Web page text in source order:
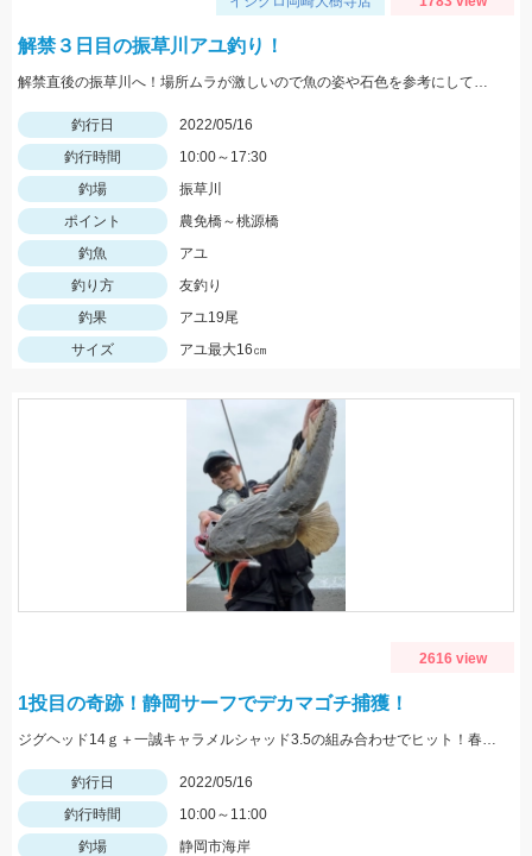
解禁３日目の振草川アユ釣り！
解禁直後の振草川へ！場所ムラが激しいので魚の姿や石色を参考にして入川しましょう。大樹寺店スタッフ岩崎釣行
釣行日
2022/05/16
釣行時間
10:00～17:30
釣場
振草川
ポイント
農免橋～桃源橋
釣魚
アユ
釣り方
友釣り
釣果
アユ19尾
サイズ
アユ最大16㎝
2616 view
1投目の奇跡！静岡サーフでデカマゴチ捕獲！
ジグヘッド14ｇ＋一誠キャラメルシャッド3.5の組み合わせでヒット！春の駿河湾サーフはマゴチ、ヒラメ、マダイ、青物など魚種が超豊富！
釣行日
2022/05/16
釣行時間
10:00～11:00
釣場
静岡市海岸